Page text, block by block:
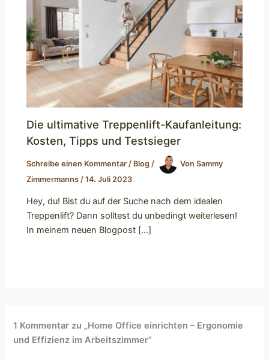
Die ultimative Treppenlift-Kaufanleitung:
Kosten, Tipps und Testsieger
Schreibe einen Kommentar / Blog / VonSammy
Zimmermanns /14. Juli 2023
Hey, du! Bist du auf der Suche nach dem idealen
Treppenlift? Dann solltest du unbedingt weiterlesen!
In meinem neuen Blogpost […]
1 Kommentar zu „Home Office einrichten – Ergonomie
und Effizienz im Arbeitszimmer“